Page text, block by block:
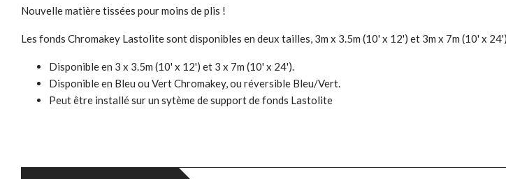
Nouvelle matière tissées pour moins de plis !
Les fonds Chromakey Lastolite sont disponibles en deux tailles, 3m x 3.5m (10' x 12') et 3m x 7m (10' x
Disponible en 3 x 3.5m (10' x 12') et 3 x 7m (10' x 24').
Disponible en Bleu ou Vert Chromakey, ou réversible Bleu/Vert.
Peut être installé sur un sytème de support de fonds Lastolite